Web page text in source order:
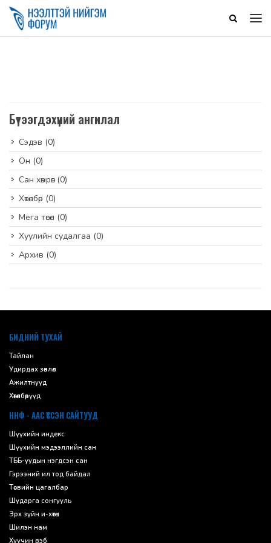
Бүтээгдэхүүний ангилал
Сэдэв (0)
Он (0)
Сан хөмрөг(0)
Хөтөлбөр (0)
Мега төсөл (0)
Хуулийн судалгаа (0)
Архив (0)
БИДНИЙ ТУХАЙ
Тайлан
Удирдах зөвлөл
Ажилтнууд
Хөтөлбөрүүд
ННФ - ААС ҮҮССЭН САЙТУУД
Шүүхийн индекс
Шүүхийн мэдээллийн сан
ТББ-уудын нэгдсэн сан
Гэрээний ил тод байдал
Төсвийн цагалбар
Шударга сонгууль
Эрх зүйн и-хөтөч
Шилэн нам
Хуучин вэб